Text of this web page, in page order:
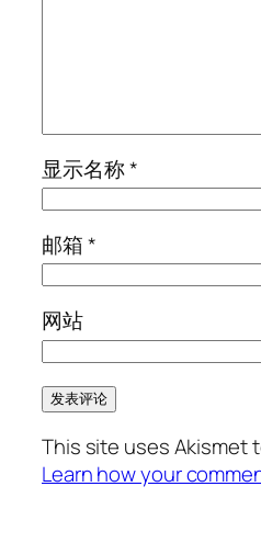
显示名称*
邮箱*
网站
This site uses Akismet
Learn how your